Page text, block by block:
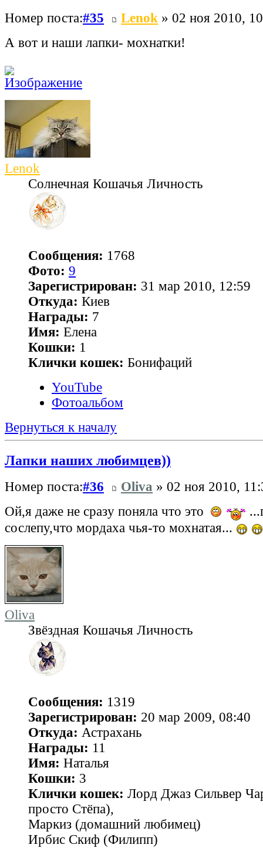
Номер поста:#35 Lenok » 02 ноя 2010,
А вот и наши лапки- мохнатки!
Lenok
Солнечная Кошачья Личность
Сообщения: 1768
Фото: 9
Зарегистрирован: 31 мар 2010, 12:59
Откуда: Киев
Награды: 7
Имя: Елена
Кошки: 1
Клички кошек: Бонифаций
YouTube
Фотоальбом
Вернуться к началу
Лапки наших любимцев))
Номер поста:#36 Oliva » 02 ноя 2010,
Ой,я даже не сразу поняла что это
сослепу,что мордаха чья-то мохнатая...
Oliva
Звёздная Кошачья Личность
Сообщения: 1319
Зарегистрирован: 20 мар 2009, 08:40
Откуда: Астрахань
Награды: 11
Имя: Наталья
Кошки: 3
Клички кошек: Лорд Джаз Сильвер
просто Стёпа),
Маркиз (домашний любимец)
Ирбис Скиф (Филипп)